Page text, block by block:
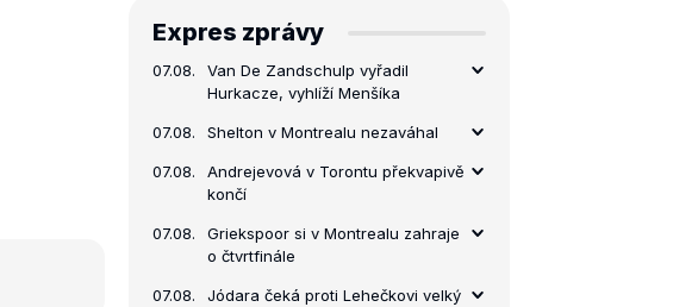
Expres zprávy
07.08.
Van De Zandschulp vyřadil
Hurkacze, vyhlíží Menšíka
07.08. Shelton v Montrealu nezaváhal
07.08.
Andrejevová v Torontu překvapivě
končí
07.08.
Griekspoor si v Montrealu zahraje
o čtvrtfinále
07.08.
Jódara čeká proti Lehečkovi velký